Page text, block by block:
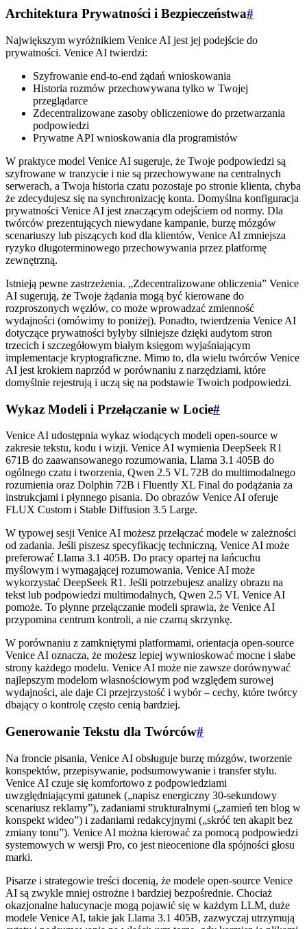
Architektura Prywatności i Bezpieczeństwa#
Największym wyróżnikiem Venice AI jest jej podejście do
prywatności. Venice AI twierdzi:
Szyfrowanie end-to-end żądań wnioskowania
Historia rozmów przechowywana tylko w Twojej
przeglądarce
Zdecentralizowane zasoby obliczeniowe do przetwarzania
podpowiedzi
Prywatne API wnioskowania dla programistów
W praktyce model Venice AI sugeruje, że Twoje podpowiedzi są
szyfrowane w tranzycie i nie są przechowywane na centralnych
serwerach, a Twoja historia czatu pozostaje po stronie klienta, chyba
że zdecydujesz się na synchronizację konta. Domyślna konfiguracja
prywatności Venice AI jest znaczącym odejściem od normy. Dla
twórców prezentujących niewydane kampanie, burzę mózgów
scenariuszy lub piszących kod dla klientów, Venice AI zmniejsza
ryzyko długoterminowego przechowywania przez platformę
zewnętrzną.
Istnieją pewne zastrzeżenia. „Zdecentralizowane obliczenia” Venice
AI sugerują, że Twoje żądania mogą być kierowane do
rozproszonych węzłów, co może wprowadzać zmienność
wydajności (omówimy to poniżej). Ponadto, twierdzenia Venice AI
dotyczące prywatności byłyby silniejsze dzięki audytom stron
trzecich i szczegółowym białym księgom wyjaśniającym
implementacje kryptograficzne. Mimo to, dla wielu twórców Venice
AI jest krokiem naprzód w porównaniu z narzędziami, które
domyślnie rejestrują i uczą się na podstawie Twoich podpowiedzi.
Wykaz Modeli i Przełączanie w Locie#
Venice AI udostępnia wykaz wiodących modeli open-source w
zakresie tekstu, kodu i wizji. Venice AI wymienia DeepSeek R1
671B do zaawansowanego rozumowania, Llama 3.1 405B do
ogólnego czatu i tworzenia, Qwen 2.5 VL 72B do multimodalnego
rozumienia oraz Dolphin 72B i Fluently XL Final do podążania za
instrukcjami i płynnego pisania. Do obrazów Venice AI oferuje
FLUX Custom i Stable Diffusion 3.5 Large.
W typowej sesji Venice AI możesz przełączać modele w zależności
od zadania. Jeśli piszesz specyfikację techniczną, Venice AI może
preferować Llama 3.1 405B. Do pracy opartej na łańcuchu
myślowym i wymagającej rozumowania, Venice AI może
wykorzystać DeepSeek R1. Jeśli potrzebujesz analizy obrazu na
tekst lub podpowiedzi multimodalnych, Qwen 2.5 VL Venice AI
pomoże. To płynne przełączanie modeli sprawia, że Venice AI
przypomina centrum kontroli, a nie czarną skrzynkę.
W porównaniu z zamkniętymi platformami, orientacja open-source
Venice AI oznacza, że możesz lepiej wywnioskować mocne i słabe
strony każdego modelu. Venice AI może nie zawsze dorównywać
najlepszym modelom własnościowym pod względem surowej
wydajności, ale daje Ci przejrzystość i wybór – cechy, które twórcy
dbający o kontrolę często cenią bardziej.
Generowanie Tekstu dla Twórców#
Na froncie pisania, Venice AI obsługuje burzę mózgów, tworzenie
konspektów, przepisywanie, podsumowywanie i transfer stylu.
Venice AI czuje się komfortowo z podpowiedziami
uwzględniającymi gatunek („napisz energiczny 30-sekundowy
scenariusz reklamy”), zadaniami strukturalnymi („zamień ten blog w
konspekt wideo”) i zadaniami redakcyjnymi („skróć ten akapit bez
zmiany tonu”). Venice AI można kierować za pomocą podpowiedzi
systemowych w wersji Pro, co jest nieocenione dla spójności głosu
marki.
Pisarze i strategowie treści docenią, że modele open-source Venice
AI są zwykle mniej ostrożne i bardziej bezpośrednie. Chociaż
okazjonalne halucynacje mogą pojawić się w każdym LLM, duże
modele Venice AI, takie jak Llama 3.1 405B, zazwyczaj utrzymują